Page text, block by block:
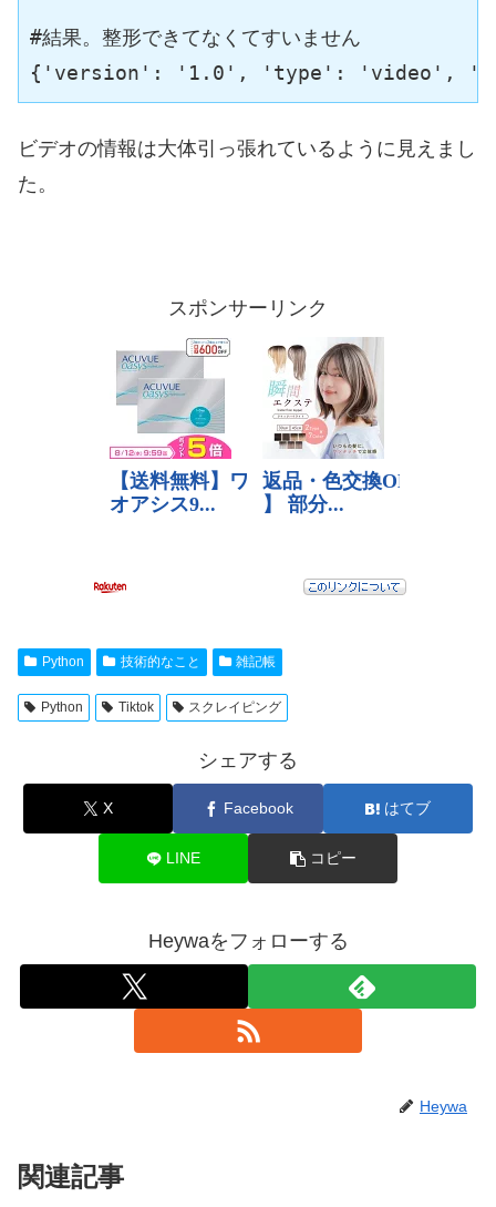
#結果。整形できてなくてすいません
{'version': '1.0', 'type': 'video', 'title':
ビデオの情報は大体引っ張れているように見えまし
た。
スポンサーリンク
Python 技術的なこと 雑記帳
Python Tiktok スクレイピング
シェアする
X Facebook はてブ
LINE コピー
Heywaをフォローする
Heywa
関連記事